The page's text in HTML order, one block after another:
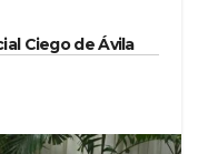
Ciego de Ávila